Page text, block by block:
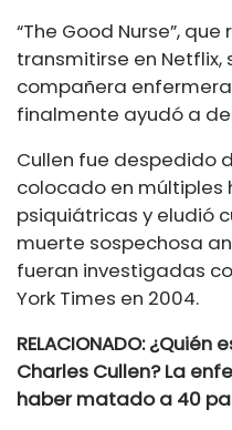
“The Good Nurse”,
transmitirse en
compañera
finalmente ayudó a
Cullen fue despedido
colocado en múltiples
psiquiátricas y eludió
muerte sospechosa
fueran investigadas
York Times en 2004.
RELACIONADO:
Charles Cullen? La
haber matado a 40